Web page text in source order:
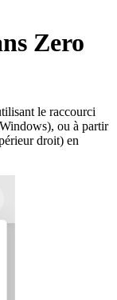
Zero
le raccourci
ou à partir
droit) en